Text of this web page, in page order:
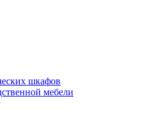
шкафов
мебели